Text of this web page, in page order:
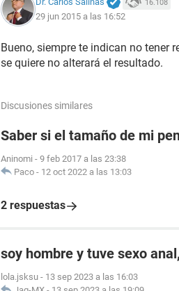
16.108
29 jun 2015 a las 16:52
Bueno, siempre te indican no tener
se quiere no alterará el resultado.
Discusiones similares
Saber si el tamaño de mi
Aninomi - 9 feb 2017 a las 23:38
Paco - 12 oct 2022 a las 13:03
2 respuestas
soy hombre y tuve sexo
lola.jsksu - 13 sep 2023 a las 16:03